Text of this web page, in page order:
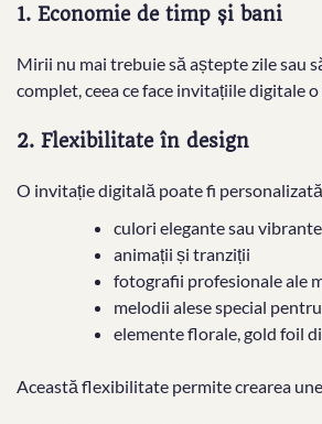
1. Economie de timp și bani
Mirii nu mai trebuie să aștepte zile sau
complet, ceea ce face invitațiile digitale
2. Flexibilitate în design
O invitație digitală poate fi
culori elegante sau vibrante
animații și tranziții
fotografii profesionale ale
melodii alese special
elemente florale, gold foil
Această flexibilitate permite crearea